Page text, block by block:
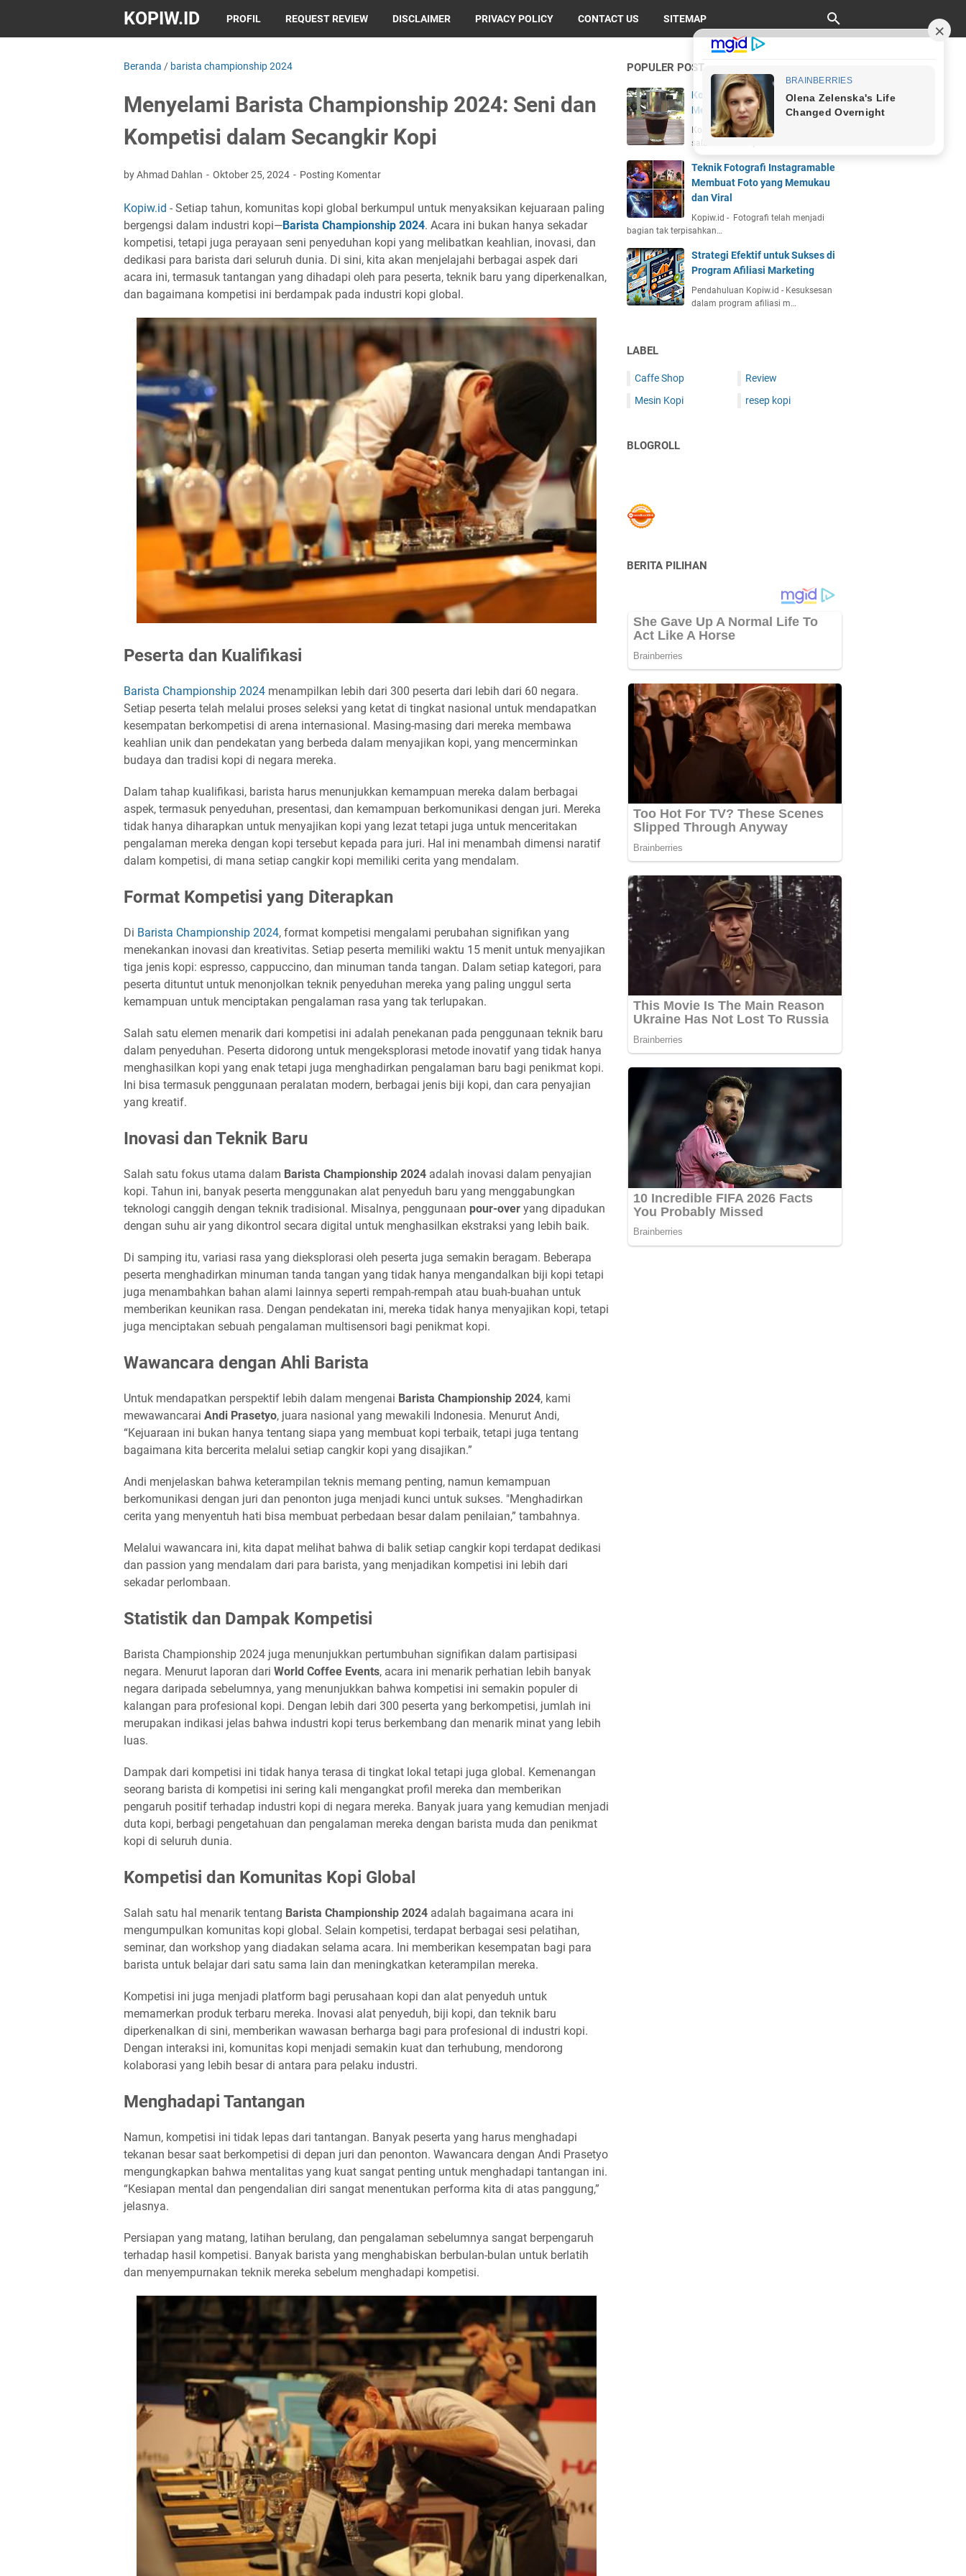
KOPIW.ID PROFIL REQUEST REVIEW DISCLAIMER PRIVACY POLICY CONTACT US SITEMAP
Beranda / barista championship 2024
Menyelami Barista Championship 2024: Seni dan
Kompetisi dalam Secangkir Kopi
by Ahmad Dahlan Oktober 25, 2024 Posting Komentar
Kopiw.id - Setiap tahun, komunitas kopi global berkumpul untuk menyaksikan kejuaraan paling
bergengsi dalam industri kopi—Barista Championship 2024. Acara ini bukan hanya sekadar
kompetisi, tetapi juga perayaan seni penyeduhan kopi yang melibatkan keahlian, inovasi, dan
dedikasi para barista dari seluruh dunia. Di sini, kita akan menjelajahi berbagai aspek dari
acara ini, termasuk tantangan yang dihadapi oleh para peserta, teknik baru yang diperkenalkan,
dan bagaimana kompetisi ini berdampak pada industri kopi global.
Peserta dan Kualifikasi
Barista Championship 2024 menampilkan lebih dari 300 peserta dari lebih dari 60 negara.
Setiap peserta telah melalui proses seleksi yang ketat di tingkat nasional untuk mendapatkan
kesempatan berkompetisi di arena internasional. Masing-masing dari mereka membawa
keahlian unik dan pendekatan yang berbeda dalam menyajikan kopi, yang mencerminkan
budaya dan tradisi kopi di negara mereka.
Dalam tahap kualifikasi, barista harus menunjukkan kemampuan mereka dalam berbagai
aspek, termasuk penyeduhan, presentasi, dan kemampuan berkomunikasi dengan juri. Mereka
tidak hanya diharapkan untuk menyajikan kopi yang lezat tetapi juga untuk menceritakan
pengalaman mereka dengan kopi tersebut kepada para juri. Hal ini menambah dimensi naratif
dalam kompetisi, di mana setiap cangkir kopi memiliki cerita yang mendalam.
Format Kompetisi yang Diterapkan
Di Barista Championship 2024, format kompetisi mengalami perubahan signifikan yang
menekankan inovasi dan kreativitas. Setiap peserta memiliki waktu 15 menit untuk menyajikan
tiga jenis kopi: espresso, cappuccino, dan minuman tanda tangan. Dalam setiap kategori, para
peserta dituntut untuk menonjolkan teknik penyeduhan mereka yang paling unggul serta
kemampuan untuk menciptakan pengalaman rasa yang tak terlupakan.
Salah satu elemen menarik dari kompetisi ini adalah penekanan pada penggunaan teknik baru
dalam penyeduhan. Peserta didorong untuk mengeksplorasi metode inovatif yang tidak hanya
menghasilkan kopi yang enak tetapi juga menghadirkan pengalaman baru bagi penikmat kopi.
Ini bisa termasuk penggunaan peralatan modern, berbagai jenis biji kopi, dan cara penyajian
yang kreatif.
Inovasi dan Teknik Baru
Salah satu fokus utama dalam Barista Championship 2024 adalah inovasi dalam penyajian
kopi. Tahun ini, banyak peserta menggunakan alat penyeduh baru yang menggabungkan
teknologi canggih dengan teknik tradisional. Misalnya, penggunaan pour-over yang dipadukan
dengan suhu air yang dikontrol secara digital untuk menghasilkan ekstraksi yang lebih baik.
Di samping itu, variasi rasa yang dieksplorasi oleh peserta juga semakin beragam. Beberapa
peserta menghadirkan minuman tanda tangan yang tidak hanya mengandalkan biji kopi tetapi
juga menambahkan bahan alami lainnya seperti rempah-rempah atau buah-buahan untuk
memberikan keunikan rasa. Dengan pendekatan ini, mereka tidak hanya menyajikan kopi, tetapi
juga menciptakan sebuah pengalaman multisensori bagi penikmat kopi.
Wawancara dengan Ahli Barista
Untuk mendapatkan perspektif lebih dalam mengenai Barista Championship 2024, kami
mewawancarai Andi Prasetyo, juara nasional yang mewakili Indonesia. Menurut Andi,
“Kejuaraan ini bukan hanya tentang siapa yang membuat kopi terbaik, tetapi juga tentang
bagaimana kita bercerita melalui setiap cangkir kopi yang disajikan.”
Andi menjelaskan bahwa keterampilan teknis memang penting, namun kemampuan
berkomunikasi dengan juri dan penonton juga menjadi kunci untuk sukses. "Menghadirkan
cerita yang menyentuh hati bisa membuat perbedaan besar dalam penilaian,” tambahnya.
Melalui wawancara ini, kita dapat melihat bahwa di balik setiap cangkir kopi terdapat dedikasi
dan passion yang mendalam dari para barista, yang menjadikan kompetisi ini lebih dari
sekadar perlombaan.
Statistik dan Dampak Kompetisi
Barista Championship 2024 juga menunjukkan pertumbuhan signifikan dalam partisipasi
negara. Menurut laporan dari World Coffee Events, acara ini menarik perhatian lebih banyak
negara daripada sebelumnya, yang menunjukkan bahwa kompetisi ini semakin populer di
kalangan para profesional kopi. Dengan lebih dari 300 peserta yang berkompetisi, jumlah ini
merupakan indikasi jelas bahwa industri kopi terus berkembang dan menarik minat yang lebih
luas.
Dampak dari kompetisi ini tidak hanya terasa di tingkat lokal tetapi juga global. Kemenangan
seorang barista di kompetisi ini sering kali mengangkat profil mereka dan memberikan
pengaruh positif terhadap industri kopi di negara mereka. Banyak juara yang kemudian menjadi
duta kopi, berbagi pengetahuan dan pengalaman mereka dengan barista muda dan penikmat
kopi di seluruh dunia.
Kompetisi dan Komunitas Kopi Global
Salah satu hal menarik tentang Barista Championship 2024 adalah bagaimana acara ini
mengumpulkan komunitas kopi global. Selain kompetisi, terdapat berbagai sesi pelatihan,
seminar, dan workshop yang diadakan selama acara. Ini memberikan kesempatan bagi para
barista untuk belajar dari satu sama lain dan meningkatkan keterampilan mereka.
Kompetisi ini juga menjadi platform bagi perusahaan kopi dan alat penyeduh untuk
memamerkan produk terbaru mereka. Inovasi alat penyeduh, biji kopi, dan teknik baru
diperkenalkan di sini, memberikan wawasan berharga bagi para profesional di industri kopi.
Dengan interaksi ini, komunitas kopi menjadi semakin kuat dan terhubung, mendorong
kolaborasi yang lebih besar di antara para pelaku industri.
Menghadapi Tantangan
Namun, kompetisi ini tidak lepas dari tantangan. Banyak peserta yang harus menghadapi
tekanan besar saat berkompetisi di depan juri dan penonton. Wawancara dengan Andi Prasetyo
mengungkapkan bahwa mentalitas yang kuat sangat penting untuk menghadapi tantangan ini.
“Kesiapan mental dan pengendalian diri sangat menentukan performa kita di atas panggung,”
jelasnya.
Persiapan yang matang, latihan berulang, dan pengalaman sebelumnya sangat berpengaruh
terhadap hasil kompetisi. Banyak barista yang menghabiskan berbulan-bulan untuk berlatih
dan menyempurnakan teknik mereka sebelum menghadapi kompetisi.
POPULER POST
Kopi Vietnam Drip: Sejarah, Cara
Membuat, dan Cita Rasa Unik
Kopiw.id - Kopi Vietnam drip adalah
salah satu kekayaan bu…
Teknik Fotografi Instagramable
Membuat Foto yang Memukau
dan Viral
Kopiw.id - Fotografi telah menjadi
bagian tak terpisahkan…
Strategi Efektif untuk Sukses di
Program Afiliasi Marketing
Pendahuluan Kopiw.id - Kesuksesan
dalam program afiliasi m…
LABEL
Caffe Shop
Mesin Kopi
Review
resep kopi
BLOGROLL
BERITA PILIHAN